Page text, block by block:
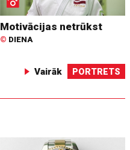
Motivācijas netrūkst
© DIENA
Vairāk PORTRETS